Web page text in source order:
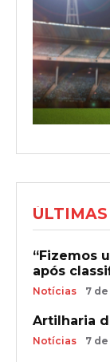
“Fizemos
após
Notícias 7
Artilharia
Notícias 7